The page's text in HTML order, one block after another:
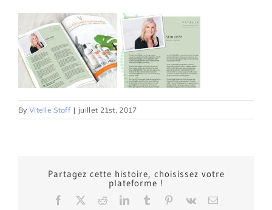
By Vitelle Staff | juillet 21st, 2017
Partagez cette histoire, choisissez votre
plateforme !
Facebook RedditLinkedInTumblr PinterestVk Email